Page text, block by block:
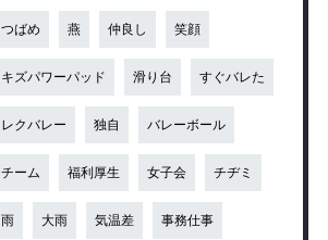
つばめ 燕 仲良し 笑顔
キズパワーパッド 滑り台 すぐバレた
レクバレー 独自 バレーボール
チーム 福利厚生 女子会 チヂミ
雨 大雨 気温差 事務仕事